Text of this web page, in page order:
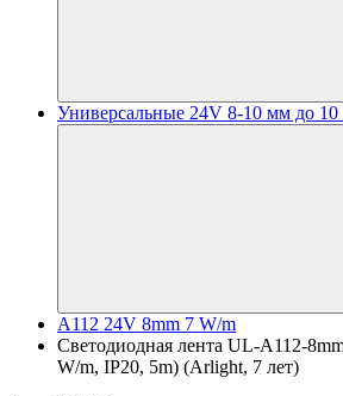
Универсальные 24V 8-10 мм до 10
A112 24V 8mm 7 W/m
Светодиодная лента UL-A112-
W/m, IP20, 5m) (Arlight, 7 лет)